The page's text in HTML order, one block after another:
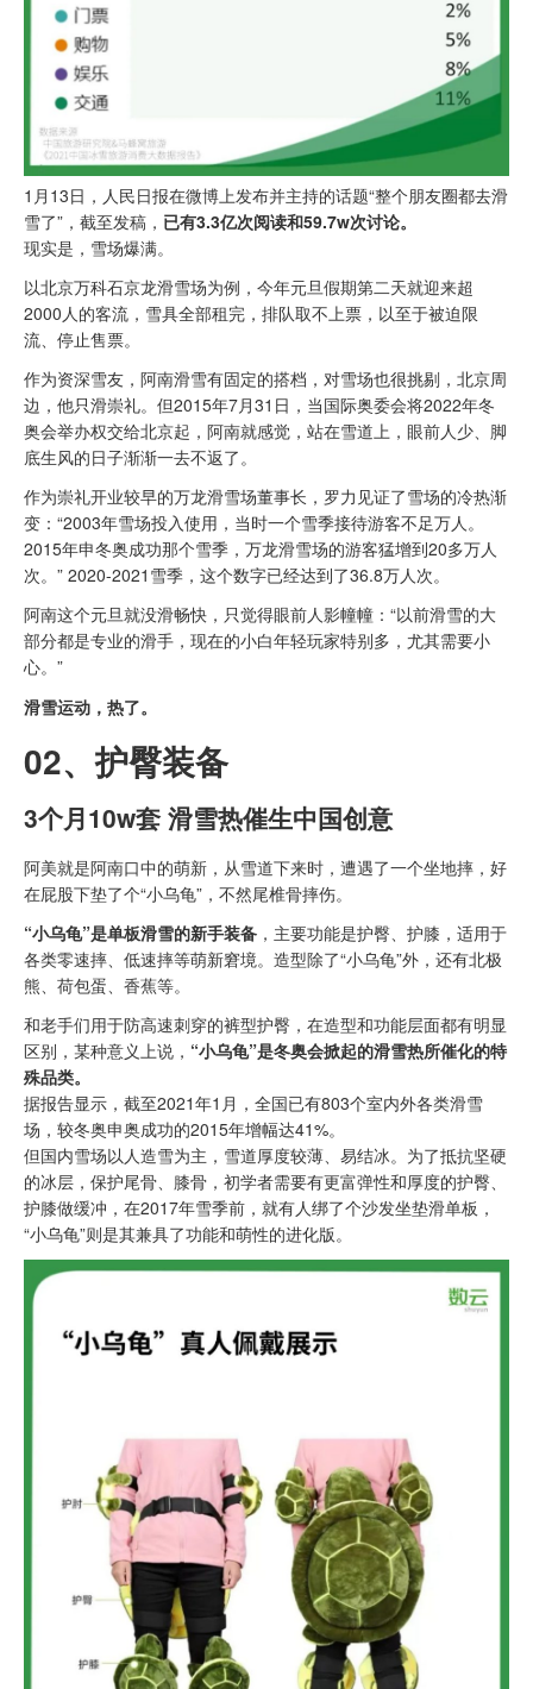
1月13日，人民日报在微博上发布并主持的话题“整个朋友圈都去滑
雪了”，截至发稿， 已有3.3亿次阅读和59.7w次讨论。
现实是，雪场爆满。
以北京万科石京龙滑雪场为例，今年元旦假期第二天就迎来超
2000人的客流，雪具全部租完，排队取不上票，以至于被迫限
流、停止售票。
作为资深雪友，阿南滑雪有固定的搭档，对雪场也很挑剔，北京周
边，他只滑崇礼。但2015年7月31日，当国际奥委会将2022年冬
奥会举办权交给北京起，阿南就感觉，站在雪道上，眼前人少、脚
底生风的日子渐渐一去不返了。
作为崇礼开业较早的万龙滑雪场董事长，罗力见证了雪场的冷热渐
变：“2003年雪场投入使用，当时一个雪季接待游客不足万人。
2015年申冬奥成功那个雪季，万龙滑雪场的游客猛增到20多万人
次。” 2020-2021雪季，这个数字已经达到了36.8万人次。
阿南这个元旦就没滑畅快，只觉得眼前人影幢幢：“以前滑雪的大
部分都是专业的滑手，现在的小白年轻玩家特别多，尤其需要小
心。”
滑雪运动，热了。
02、护臀装备
3个月10w套 滑雪热催生中国创意
阿美就是阿南口中的萌新，从雪道下来时，遭遇了一个坐地摔，好
在屁股下垫了个“小乌龟”，不然尾椎骨摔伤。
“小乌龟”是单板滑雪的新手装备 ，主要功能是护臀、护膝，适用于
各类零速摔、低速摔等萌新窘境。造型除了“小乌龟”外，还有北极
熊、荷包蛋、香蕉等。
和老手们用于防高速刺穿的裤型护臀，在造型和功能层面都有明显
区别，某种意义上说， “小乌龟”是冬奥会掀起的滑雪热所催化的特
殊品类。
据报告显示，截至2021年1月，全国已有803个室内外各类滑雪
场，较冬奥申奥成功的2015年增幅达41%。
但国内雪场以人造雪为主，雪道厚度较薄、易结冰。为了抵抗坚硬
的冰层，保护尾骨、膝骨，初学者需要有更富弹性和厚度的护臀、
护膝做缓冲，在2017年雪季前，就有人绑了个沙发坐垫滑单板，
“小乌龟”则是其兼具了功能和萌性的进化版。